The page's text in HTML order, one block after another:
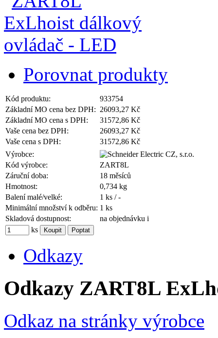
Porovnat produkty
Kód produktu:
933754
Základní MO cena bez DPH: 26093,27 Kč
Základní MO cena s DPH:
31572,86 Kč
Vaše cena bez DPH:
26093,27 Kč
Vaše cena s DPH:
31572,86 Kč
Výrobce:
Kód výrobce:
ZART8L
Záruční doba:
18 měsíců
Hmotnost:
0,734 kg
Balení malé/velké:
1 ks / -
Minimální množství k odběru: 1 ks
Skladová dostupnost:
na objednávku i
ks
Odkazy
Odkazy ZART8L
Odkaz na stránky výrobce